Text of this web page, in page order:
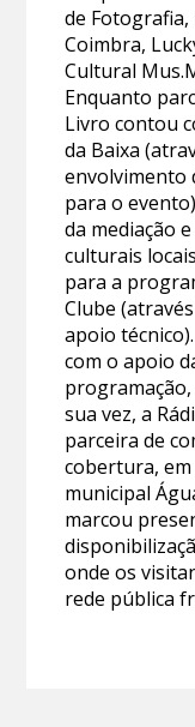
de
Coimbra,
Cultural
Enquanto
Livro contou
da Baixa
envolvimento
para o
da mediação
culturais
para a
Clube
apoio
com o apoio
sua vez, a
parceira de
cobertura,
municipal
marcou
onde os
rede pública